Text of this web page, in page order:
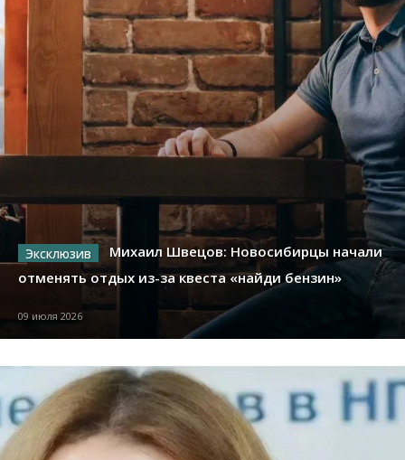
Михаил Швецов: Новосибирцы начали
отменять отдых из-за квеста «найди бензин»
09 июля 2026